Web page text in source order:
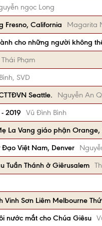
ngọc Long
Fresno, California
Magarita
cho những người không
Thái Phạm
SVD
Seattle.
Nguyễn An
2019
Vũ Đình Bình
La Vang giáo phận Orange,
Việt Nam, Denver
Tuần Thánh ở Giêrusalem
Sơn Liêm Melbourne Thứ
nước mắt cho Chúa Giêsu